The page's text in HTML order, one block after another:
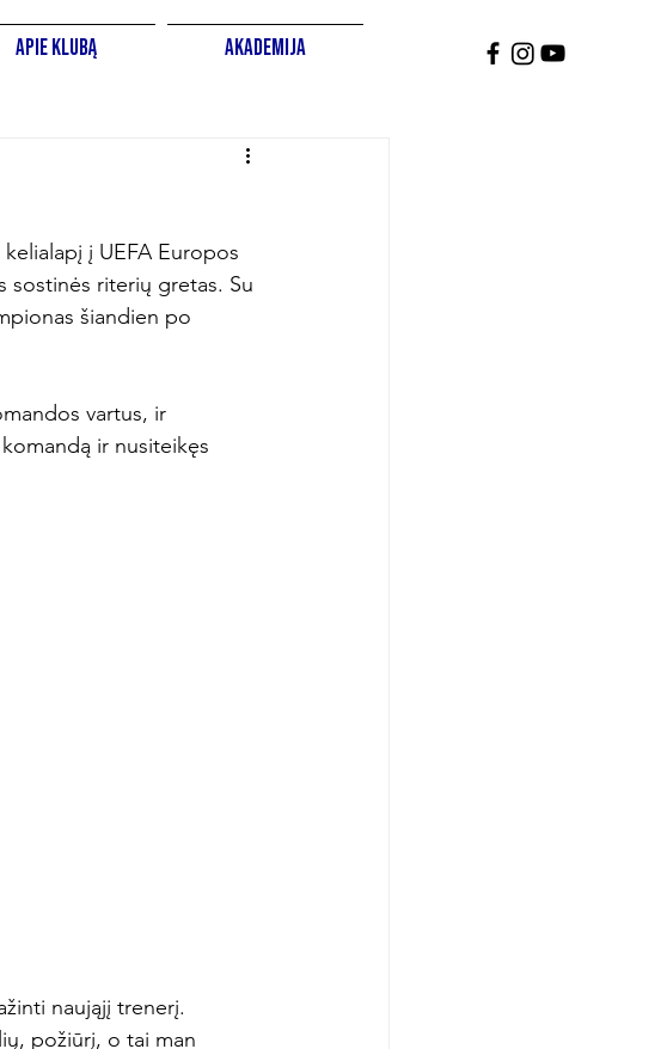
Apie Klubą Akademija
į UEFA Europos
sostinės riterių gretas. Su
šiandien po
vartus, ir
ir nusiteikęs
naująjį trenerį.
požiūrį, o tai man